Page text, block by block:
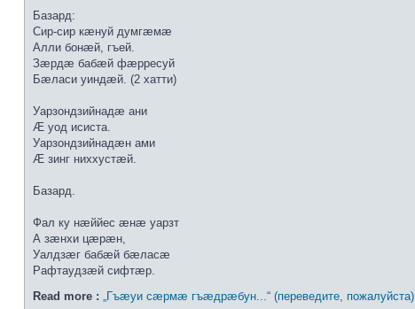
Базард:
Сир-сир кæнуй думгæмæ
Алли бонæй, гъей.
Зæрдæ бабæй фæрресуй
Бæласи уиндæй. (2 хатти)
Уарзондзийнадæ ани
Æ уод исиста.
Уарзондзийнадæн ами
Æ зинг ниххустæй.
Базард.
Фал ку нæййес æнæ уарзт
А зæнхи цæрæн,
Уалдзæг бабæй бæласæ
Рафтаудзæй сифтæр.
Read more : „Гъæуи сæрмæ гъæдрæбун...“ (переведите, пожалуйста)